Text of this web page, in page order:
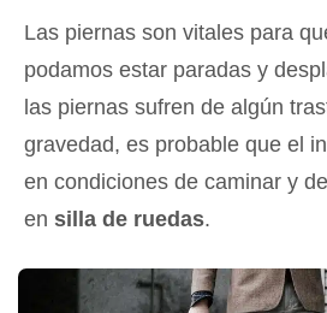
Las piernas son vitales para
podamos estar paradas y
las piernas sufren de algún
gravedad, es probable que el
en condiciones de caminar y
en silla de ruedas.